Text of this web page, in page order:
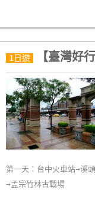
顧
客
滿
意
度
訂
單
1日遊 【臺灣好
第一天：台中火車站→溪
→孟宗竹林古戰場